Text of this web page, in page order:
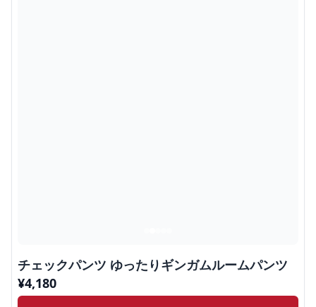
チェックパンツ ゆったりギンガムルームパンツ
¥4,180